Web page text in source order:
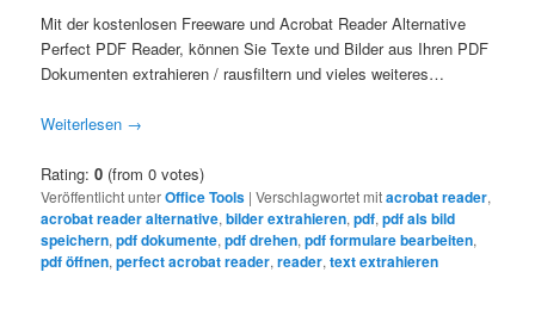
Mit der kostenlosen Freeware und Acrobat Reader Alternative
Perfect PDF Reader, können Sie Texte und Bilder aus Ihren PDF
Dokumenten extrahieren / rausfiltern und vieles weiteres…
Weiterlesen →
Rating:0 (from 0 votes)
Veröffentlicht unterOffice Tools |Verschlagwortet mitacrobat reader,
acrobat reader alternative,bilder extrahieren,pdf,pdf als bild
speichern,pdf dokumente,pdf drehen,pdf formulare bearbeiten,
pdf öffnen,perfect acrobat reader,reader,text extrahieren